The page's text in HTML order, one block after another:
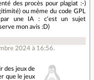
des procès pour plagiat :-)
ou même du code GPL
par une IA : c'est un sujet
mon avis :D)
2024 à 16:56.
des jeux de
que le jeux